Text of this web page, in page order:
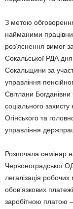
З метою обговорення
найманими
роз’яснення вимог
Сокальської РДА
Сокальщини за
управління
Світлани
соціального
Огінського та
управління
Розпочала семінар
Червоноградської
легалізація
обов’язкових
заробітною платою –